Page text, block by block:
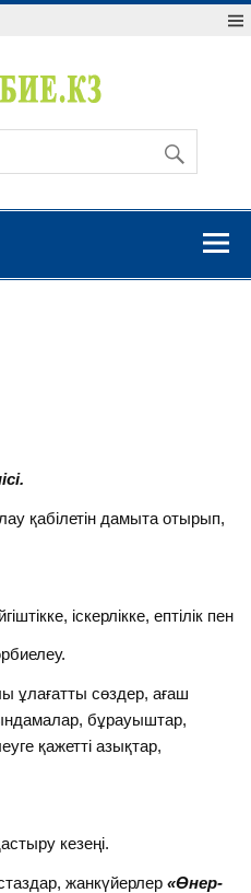
қабілетін дамыта отырып,
іскерлікке, ептілік пен
ұлағатты сөздер, ағаш
бұрауыштар,
қажетті азықтар,
кезеңі.
жанкүйерлер «Өнер-